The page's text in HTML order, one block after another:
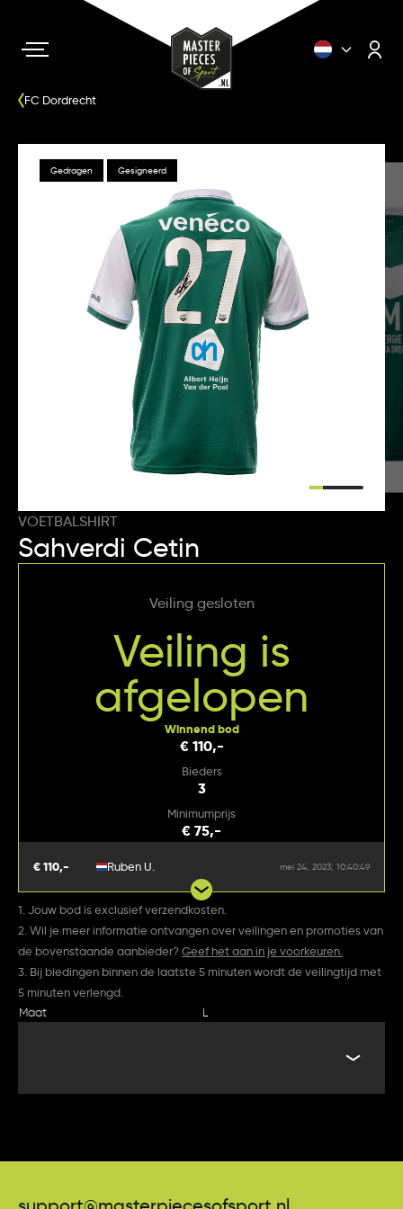
FC Dordrecht
Gedragen Gesigneerd
VOETBALSHIRT
Sahverdi Cetin
Veiling gesloten
Veiling is
afgelopen
Winnend bod
€ 110,-
Bieders
3
Minimumprijs
€ 75,-
€ 110,- Ruben U. mei 24, 2023; 10:40:49
1. Jouw bod is exclusief verzendkosten.
2. Wil je meer informatie ontvangen over veilingen en promoties van
de bovenstaande aanbieder?Geef het aan in je voorkeuren.
3. Bij biedingen binnen de laatste 5 minuten wordt de veilingtijd met
5 minuten verlengd.
Maat L